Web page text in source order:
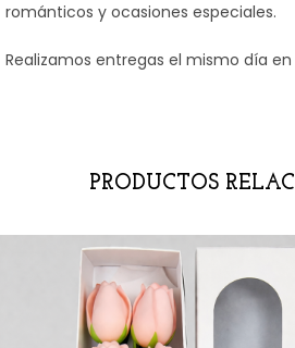
románticos y ocasiones especiales.
Realizamos entregas el mismo día en
PRODUCTOS